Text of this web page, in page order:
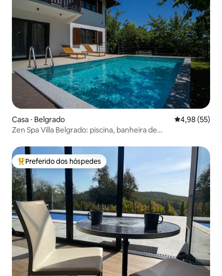
Casa ⋅ Belgrado 4,98 de uma
4,98 (55)
Zen Spa Villa Belgrado: piscina, banheira de
Entre os melhores preferidos dos hóspedes
Preferido dos hóspedes